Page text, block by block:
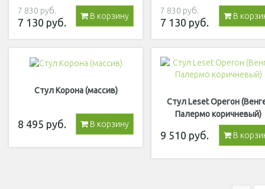
7 830 руб.
7 130 руб.
В корзину
7 830 руб.
7 130 руб.
В
Стул Корона (массив)
8 495 руб. В корзину
Стул Leset Орегон
Палермо коричневый)
9 510 руб. В